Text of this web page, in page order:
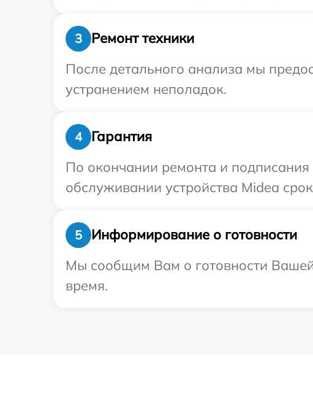
3
Ремонт техники
После детального анализа мы
устранением неполадок.
4
Гарантия
По окончании ремонта и
обслуживании устройства Midea
5
Информирование о готовности
Мы сообщим Вам о готовности
время.